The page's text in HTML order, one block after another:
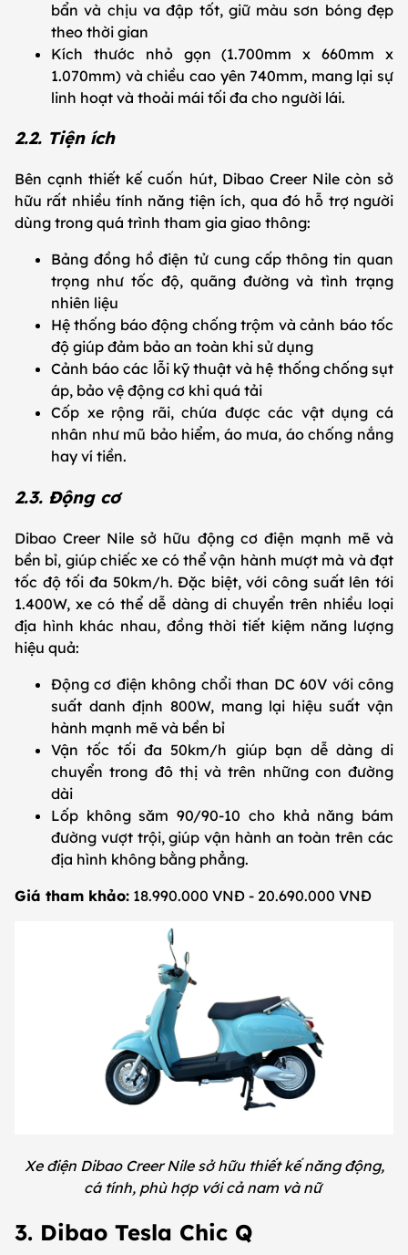
bẩn và chịu va đập tốt, giữ màu sơn bóng đẹp
theo thời gian
Kích thước nhỏ gọn (1.700mm x 660mm x
1.070mm) và chiều cao yên 740mm, mang lại sự
linh hoạt và thoải mái tối đa cho người lái.
2.2. Tiện ích
Bên cạnh thiết kế cuốn hút, Dibao Creer Nile còn sở
hữu rất nhiều tính năng tiện ích, qua đó hỗ trợ người
dùng trong quá trình tham gia giao thông:
Bảng đồng hồ điện tử cung cấp thông tin quan
trọng như tốc độ, quãng đường và tình trạng
nhiên liệu
Hệ thống báo động chống trộm và cảnh báo tốc
độ giúp đảm bảo an toàn khi sử dụng
Cảnh báo các lỗi kỹ thuật và hệ thống chống sụt
áp, bảo vệ động cơ khi quá tải
Cốp xe rộng rãi, chứa được các vật dụng cá
nhân như mũ bảo hiểm, áo mưa, áo chống nắng
hay ví tiền.
2.3. Động cơ
Dibao Creer Nile sở hữu động cơ điện mạnh mẽ và
bền bỉ, giúp chiếc xe có thể vận hành mượt mà và đạt
tốc độ tối đa 50km/h. Đặc biệt, với công suất lên tới
1.400W, xe có thể dễ dàng di chuyển trên nhiều loại
địa hình khác nhau, đồng thời tiết kiệm năng lượng
hiệu quả:
Động cơ điện không chổi than DC 60V với công
suất danh định 800W, mang lại hiệu suất vận
hành mạnh mẽ và bền bỉ
Vận tốc tối đa 50km/h giúp bạn dễ dàng di
chuyển trong đô thị và trên những con đường
dài
Lốp không săm 90/90-10 cho khả năng bám
đường vượt trội, giúp vận hành an toàn trên các
địa hình không bằng phẳng.
Giá tham khảo: 18.990.000 VNĐ - 20.690.000 VNĐ
Xe điện Dibao Creer Nile sở hữu thiết kế năng động,
cá tính, phù hợp với cả nam và nữ
3. Dibao Tesla Chic Q